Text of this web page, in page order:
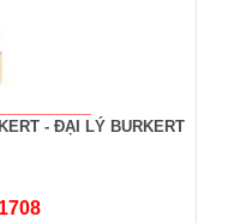
- ĐẠI LÝ BURKERT